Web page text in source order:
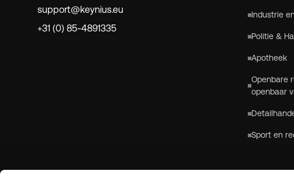
support@keynius.eu
+31 (0) 85-4891335
Industrie
Politie &
Apotheek
Openbare
openbaar
Sport en